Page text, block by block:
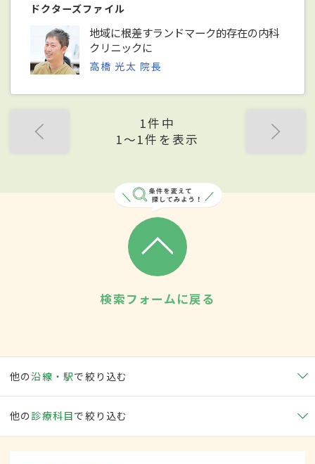
ドクターズファイル
地域に根差すランドマーク的存在の内科
クリニックに
高橋 光太 院長
1件中
1〜1件を表示
検索フォームに戻る
他の沿線・駅で絞り込む
他の 診療科目で絞り込む